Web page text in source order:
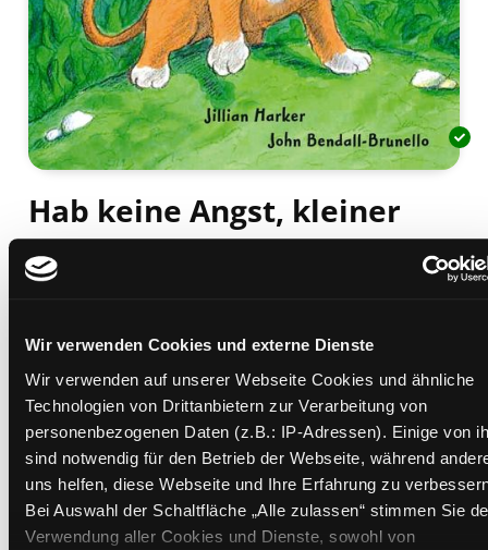
Wir verwenden Cookies und externe Dienste
Wir verwenden auf unserer Webseite Cookies und ähnliche
Technologien von Drittanbietern zur Verarbeitung von
personenbezogenen Daten (z.B.: IP-Adressen). Einige von
sind notwendig für den Betrieb der Webseite, während
uns helfen, diese Webseite und Ihre Erfahrung zu
Bei Auswahl der Schaltfläche „Alle zulassen“ stimmen Sie
Verwendung aller Cookies und Dienste, sowohl von
Hab keine Angst, kleiner
Löwe!
Beschreibung ein-/ausblenden
Mehr Informationen ein-/ausblenden
Exemplare
Zweigstelle: Ost - Schillerstraße